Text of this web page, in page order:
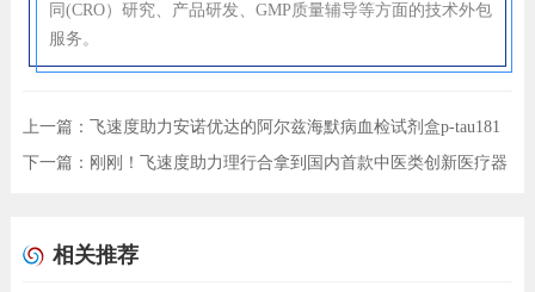
同(CRO）研究、产品研发、GMP质量辅导等方面的技术外包
服务。
上一篇：
飞速度助力安诺优达的阿尔兹海默病血检试剂盒p-tau181
正式获批！
下一篇： 刚刚！飞速度助力理行合拿到国内首款中医类创新医疗器
相关推荐